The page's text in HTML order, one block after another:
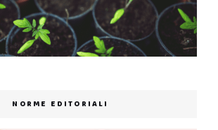
NORME EDITORIALI